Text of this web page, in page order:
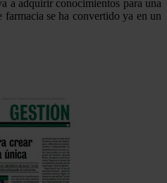
a adquirir conocimientos para una
se ha convertido ya en un